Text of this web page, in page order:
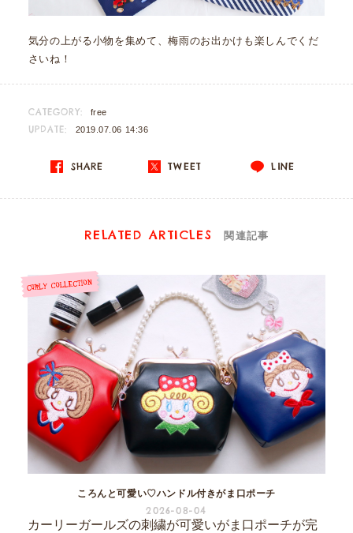
気分の上がる小物を集めて、梅雨のお出かけも楽しんでくだ
さいね！
CATEGORY: free
UPDATE: 2019.07.06 14:36
SHARE TWEET LINE
RELATED ARTICLES 関連記事
ころんと可愛い♡ハンドル付きがま口ポーチ
2026-08-04
カーリーガールズの刺繍が可愛いがま口ポーチが完